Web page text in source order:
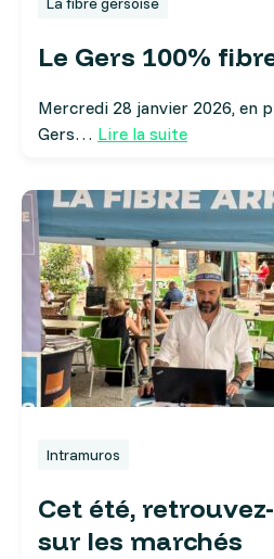
Le Gers 100%
Mercredi 28 janvier 2026, en
Gers… Lire la suite
Intramuros
Cet été,
sur les marchés